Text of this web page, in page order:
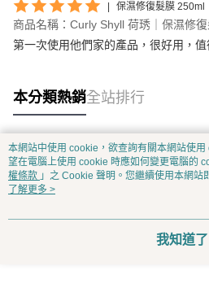
保濕修復髮膜 250ml
商品名稱：Curly Shyll 荷琇｜保濕修
第一次使用他們家的產品，很好用，
本分類熱銷全站排行
熱門標籤
本網站中使用 cookie，欲查詢有關本網站使
望在電腦上使用 cookie 時應如何變更電腦的
權條款 」之 Cookie 聲明。您繼續使用本網站
用條款之 Cookie 聲明使用 cookie。
了解更多 >
我知道了